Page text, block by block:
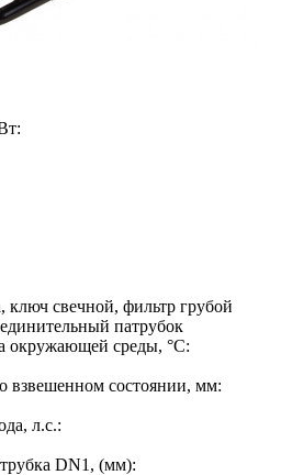
ключ свечной, фильтр грубой
патрубок
окружающей среды, °C:
взвешенном состоянии, мм:
л.с.:
DN1, (мм):